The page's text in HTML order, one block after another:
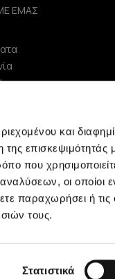
και
επισκεψιμότητάς
που
οι οποίοι
παραχωρήσει ή τις
τους.
Στατιστικά
ΕΜΑΣ
ΧΑΑ
- 2026 Minerva, All